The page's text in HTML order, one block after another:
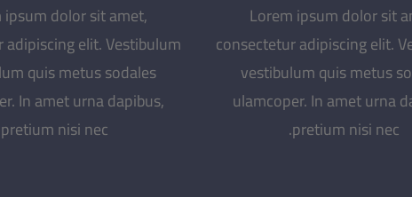
Lorem ipsum dolor sit
consectetur adipiscing elit.
vestibulum quis metus
ulamcoper. In amet urna
pretium nisi nec.
dolor sit amet,
elit. Vestibulum
quis metus sodales
In amet urna dapibus,
pretium nisi nec.